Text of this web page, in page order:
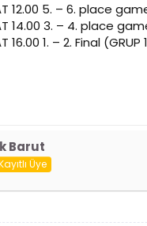
12.00 5. – 6. place
14.00 3. – 4. place
16.00 1. – 2. Final
Barut
Üye